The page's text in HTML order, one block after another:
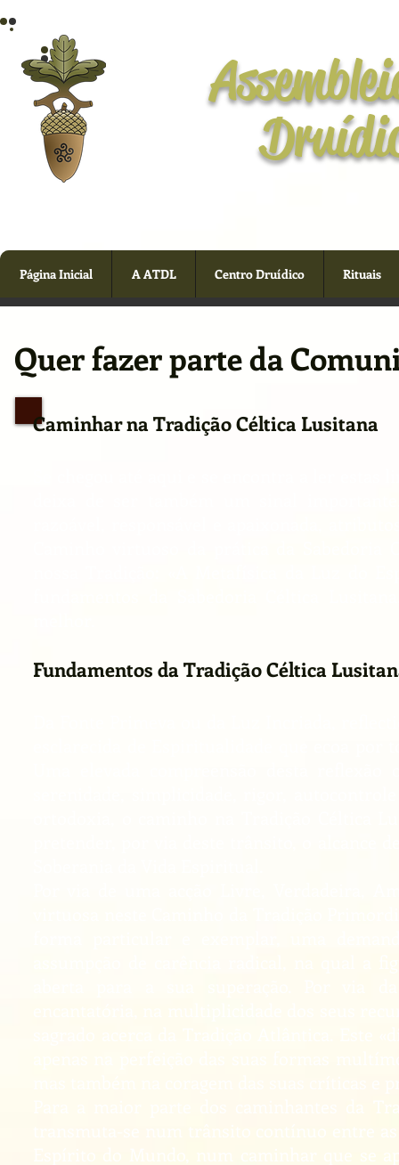
Página Inicial A ATDL Centro Druídico Rituais
Quer fazer parte da
Caminhar na Tradição Céltica Lusitana
Fundamentos da Tradição Céltica